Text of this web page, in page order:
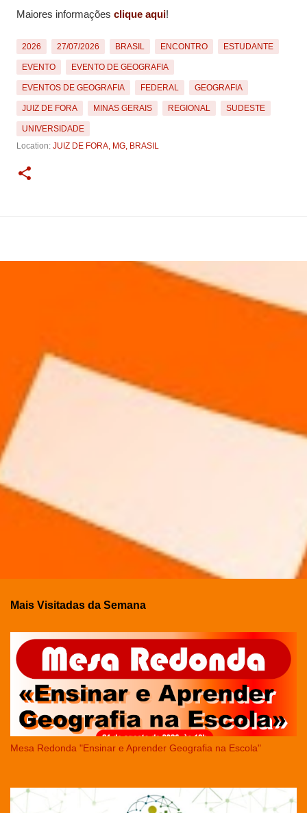
Maiores informações clique aqui!
2026 27/07/2026 BRASIL ENCONTRO ESTUDANTE
EVENTO EVENTO DE GEOGRAFIA
EVENTOS DE GEOGRAFIA FEDERAL GEOGRAFIA
JUIZ DE FORA MINAS GERAIS REGIONAL SUDESTE
UNIVERSIDADE
Location: JUIZ DE FORA, MG, BRASIL
Mais Visitadas da Semana
Mesa Redonda "Ensinar e Aprender Geografia na Escola"